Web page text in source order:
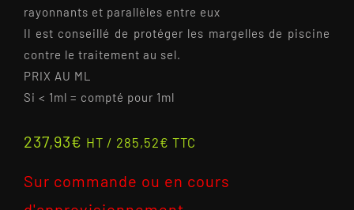
rayonnants et parallèles entre eux
Il est conseillé de protéger les margelles de piscine
contre le traitement au sel.
PRIX AU ML
Si < 1ml = compté pour 1ml
237,93€ HT / 285,52€ TTC
Sur commande ou en cours